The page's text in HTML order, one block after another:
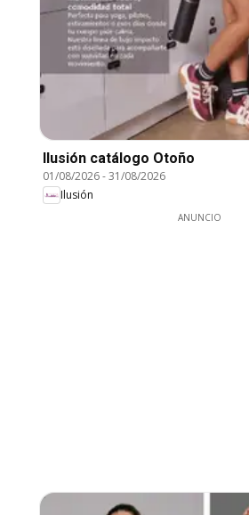
Ilusión catálogo Otoño
01/08/2026-31/08/2026
Ilusión
ANUNCIO